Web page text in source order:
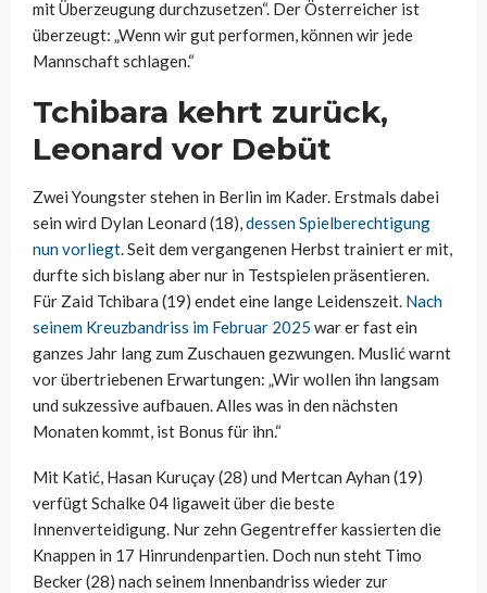
mit Überzeugung durchzusetzen“. Der Österreicher ist
überzeugt: „Wenn wir gut performen, können wir jede
Mannschaft schlagen.“
Tchibara kehrt zurück,
Leonard vor Debüt
Zwei Youngster stehen in Berlin im Kader. Erstmals dabei
sein wird Dylan Leonard (18),dessen Spielberechtigung
nun vorliegt. Seit dem vergangenen Herbst trainiert er mit,
durfte sich bislang aber nur in Testspielen präsentieren.
Für Zaid Tchibara (19) endet eine lange Leidenszeit. Nach
seinem Kreuzbandriss im Februar 2025 war er fast ein
ganzes Jahr lang zum Zuschauen gezwungen. Muslić warnt
vor übertriebenen Erwartungen: „Wir wollen ihn langsam
und sukzessive aufbauen. Alles was in den nächsten
Monaten kommt, ist Bonus für ihn.“
Mit Katić, Hasan Kuruçay (28) und Mertcan Ayhan (19)
verfügt Schalke 04 ligaweit über die beste
Innenverteidigung. Nur zehn Gegentreffer kassierten die
Knappen in 17 Hinrundenpartien. Doch nun steht Timo
Becker (28) nach seinem Innenbandriss wieder zur